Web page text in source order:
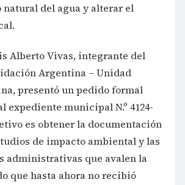
del agua y alterar el
Alberto Vivas, integrante del
Argentina – Unidad
presentó un pedido formal
expediente municipal N.º 4124-
es obtener la documentación
de impacto ambiental y las
administrativas que avalen la
que hasta ahora no recibió